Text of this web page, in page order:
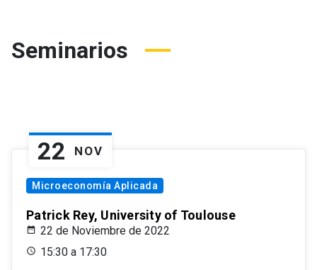
Seminarios
22 NOV
Microeconomía Aplicada
Patrick Rey, University of Toulouse
22 de Noviembre de 2022
15:30 a 17:30